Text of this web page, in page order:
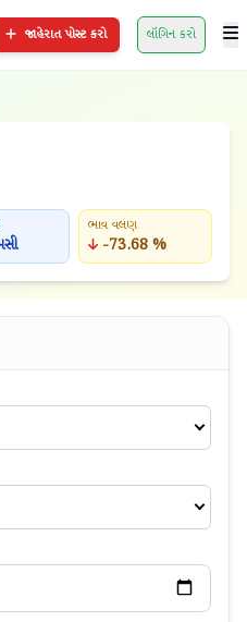
જાહેરાત પોસ્ટ કરો લૉગિન કરો
ભાવ વલણ
-73.68 %